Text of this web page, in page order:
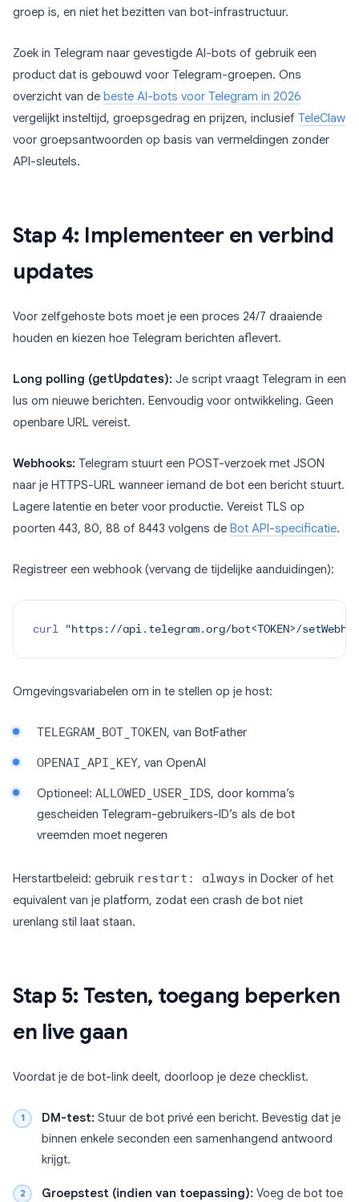
groep is, en niet het bezitten van bot-infrastructuur.
Zoek in Telegram naar gevestigde AI-bots of gebruik een
product dat is gebouwd voor Telegram-groepen. Ons
overzicht van de beste AI-bots voor Telegram in 2026
vergelijkt insteltijd, groepsgedrag en prijzen, inclusief TeleClaw
voor groepsantwoorden op basis van vermeldingen zonder
API-sleutels.
Stap 4: Implementeer en verbind
updates
Voor zelfgehoste bots moet je een proces 24/7 draaiende
houden en kiezen hoe Telegram berichten aflevert.
Long polling (getUpdates): Je script vraagt Telegram in een
lus om nieuwe berichten. Eenvoudig voor ontwikkeling. Geen
openbare URL vereist.
Webhooks: Telegram stuurt een POST-verzoek met JSON
naar je HTTPS-URL wanneer iemand de bot een bericht stuurt.
Lagere latentie en beter voor productie. Vereist TLS op
poorten 443, 80, 88 of 8443 volgens de Bot API-specificatie.
Registreer een webhook (vervang de tijdelijke aanduidingen):
curl "https://api.telegram.org/bot<TOKEN>/
Omgevingsvariabelen om in te stellen op je host:
TELEGRAM_BOT_TOKEN, van BotFather
OPENAI_API_KEY, van OpenAI
Optioneel: ALLOWED_USER_IDS, door komma’s
gescheiden Telegram-gebruikers-ID’s als de bot
vreemden moet negeren
Herstartbeleid: gebruik restart: always in Docker of het
equivalent van je platform, zodat een crash de bot niet
urenlang stil laat staan.
Stap 5: Testen, toegang beperken
en live gaan
Voordat je de bot-link deelt, doorloop je deze checklist.
DM-test: Stuur de bot privé een bericht. Bevestig dat je
binnen enkele seconden een samenhangend antwoord
krijgt.
Groepstest (indien van toepassing): Voeg de bot toe